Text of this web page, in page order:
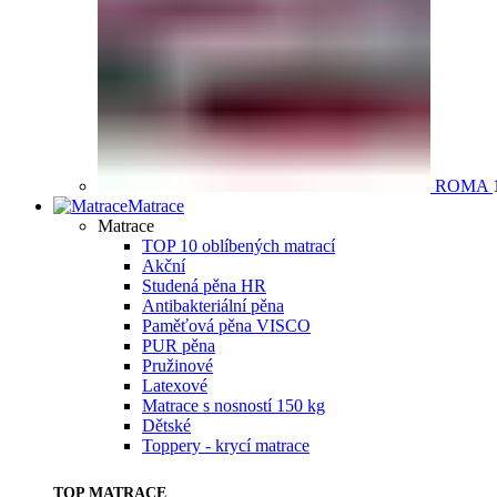
ROMA
Matrace
Matrace
TOP 10 oblíbených matrací
Akční
Studená pěna HR
Antibakteriální pěna
Paměťová pěna VISCO
PUR pěna
Pružinové
Latexové
Matrace s nosností 150 kg
Dětské
Toppery - krycí matrace
TOP MATRACE